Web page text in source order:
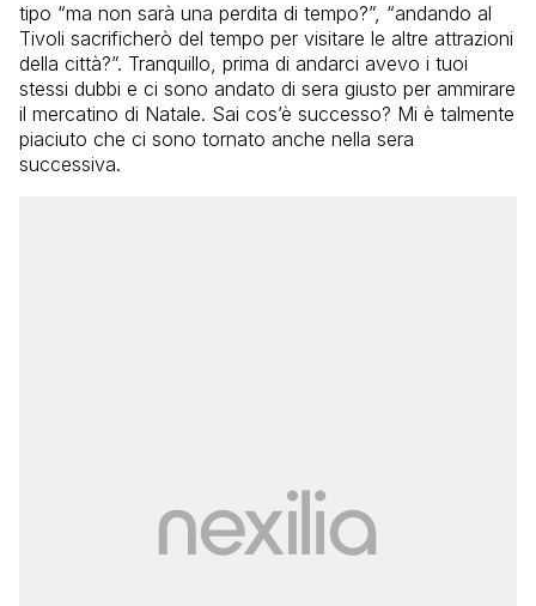
tipo “ma non sarà una perdita di tempo?”, “andando al
Tivoli sacrificherò del tempo per visitare le altre attrazioni
della città?”. Tranquillo, prima di andarci avevo i tuoi
stessi dubbi e ci sono andato di sera giusto per ammirare
il mercatino di Natale. Sai cos’è successo? Mi è talmente
piaciuto che ci sono tornato anche nella sera
successiva.